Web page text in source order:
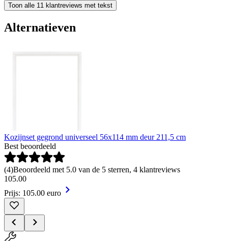
Toon alle 11 klantreviews met tekst
Alternatieven
Kozijnset gegrond universeel 56x114 mm deur 211,5 cm
Best beoordeeld
(4)Beoordeeld met 5.0 van de 5 sterren, 4 klantreviews
105.00
Prijs: 105.00 euro